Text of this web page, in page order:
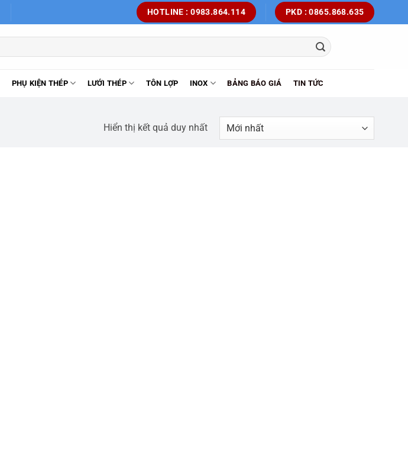
HOTLINE : 0983.864.114 PKD : 0865.868.635
PHỤ KIỆN THÉP LƯỚI THÉP TÔN LỢP INOX BẢNG BÁO GIÁ TIN TỨC
Hiển thị kết quả duy nhất